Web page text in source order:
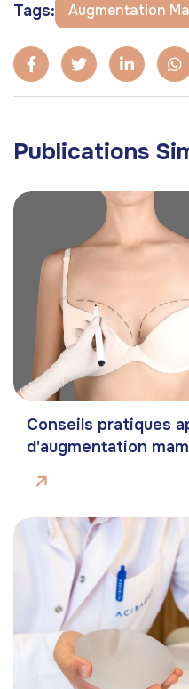
Tags: Augmentation
Publications
Conseils pratiques
d'augmentation